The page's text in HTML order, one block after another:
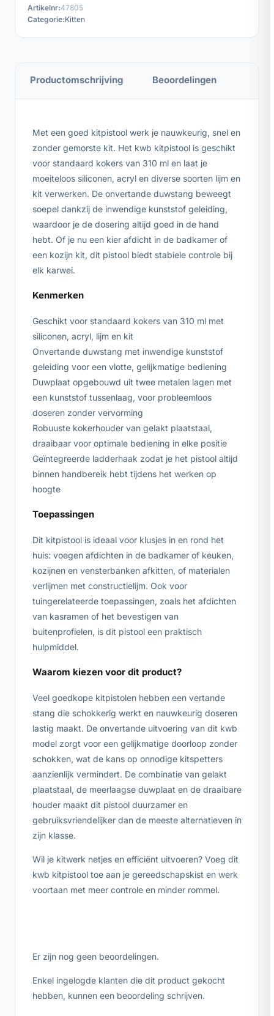
Artikelnr:47805
Categorie:Kitten
Productomschrijving Beoordelingen
Met een goed kitpistool werk je nauwkeurig, snel en
zonder gemorste kit. Het kwb kitpistool is geschikt
voor standaard kokers van 310 ml en laat je
moeiteloos siliconen, acryl en diverse soorten lijm en
kit verwerken. De onvertande duwstang beweegt
soepel dankzij de inwendige kunststof geleiding,
waardoor je de dosering altijd goed in de hand
hebt. Of je nu een kier afdicht in de badkamer of
een kozijn kit, dit pistool biedt stabiele controle bij
elk karwei.
Kenmerken
Geschikt voor standaard kokers van 310 ml met
siliconen, acryl, lijm en kit
Onvertande duwstang met inwendige kunststof
geleiding voor een vlotte, gelijkmatige bediening
Duwplaat opgebouwd uit twee metalen lagen met
een kunststof tussenlaag, voor probleemloos
doseren zonder vervorming
Robuuste kokerhouder van gelakt plaatstaal,
draaibaar voor optimale bediening in elke positie
Geïntegreerde ladderhaak zodat je het pistool altijd
binnen handbereik hebt tijdens het werken op
hoogte
Toepassingen
Dit kitpistool is ideaal voor klusjes in en rond het
huis: voegen afdichten in de badkamer of keuken,
kozijnen en vensterbanken afkitten, of materialen
verlijmen met constructielijm. Ook voor
tuingerelateerde toepassingen, zoals het afdichten
van kasramen of het bevestigen van
buitenprofielen, is dit pistool een praktisch
hulpmiddel.
Waarom kiezen voor dit product?
Veel goedkope kitpistolen hebben een vertande
stang die schokkerig werkt en nauwkeurig doseren
lastig maakt. De onvertande uitvoering van dit kwb
model zorgt voor een gelijkmatige doorloop zonder
schokken, wat de kans op onnodige kitspetters
aanzienlijk vermindert. De combinatie van gelakt
plaatstaal, de meerlaagse duwplaat en de draaibare
houder maakt dit pistool duurzamer en
gebruiksvriendelijker dan de meeste alternatieven in
zijn klasse.
Wil je kitwerk netjes en efficiënt uitvoeren? Voeg dit
kwb kitpistool toe aan je gereedschapskist en werk
voortaan met meer controle en minder rommel.
Er zijn nog geen beoordelingen.
Enkel ingelogde klanten die dit product gekocht
hebben, kunnen een beoordeling schrijven.